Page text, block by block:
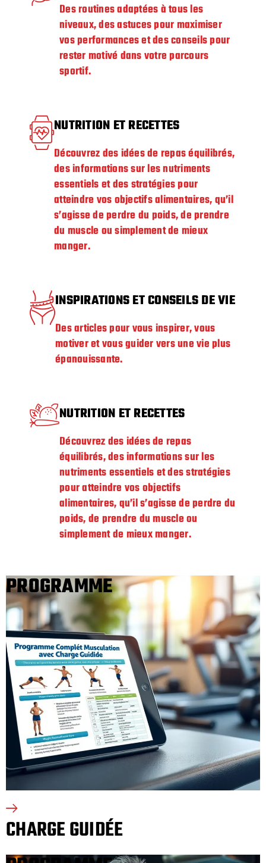
Des routines adaptées à tous les
niveaux, des astuces pour maximiser
vos performances et des conseils pour
rester motivé dans votre parcours
sportif.
NUTRITION ET RECETTES
Découvrez des idées de repas équilibrés,
des informations sur les nutriments
essentiels et des stratégies pour
atteindre vos objectifs alimentaires, qu’il
s’agisse de perdre du poids, de prendre
du muscle ou simplement de mieux
manger.
INSPIRATIONS ET CONSEILS DE VIE
Des articles pour vous inspirer, vous
motiver et vous guider vers une vie plus
épanouissante.
NUTRITION ET RECETTES
Découvrez des idées de repas
équilibrés, des informations sur les
nutriments essentiels et des stratégies
pour atteindre vos objectifs
alimentaires, qu’il s’agisse de perdre du
poids, de prendre du muscle ou
simplement de mieux manger.
PROGRAMME
CHARGE GUIDÉE